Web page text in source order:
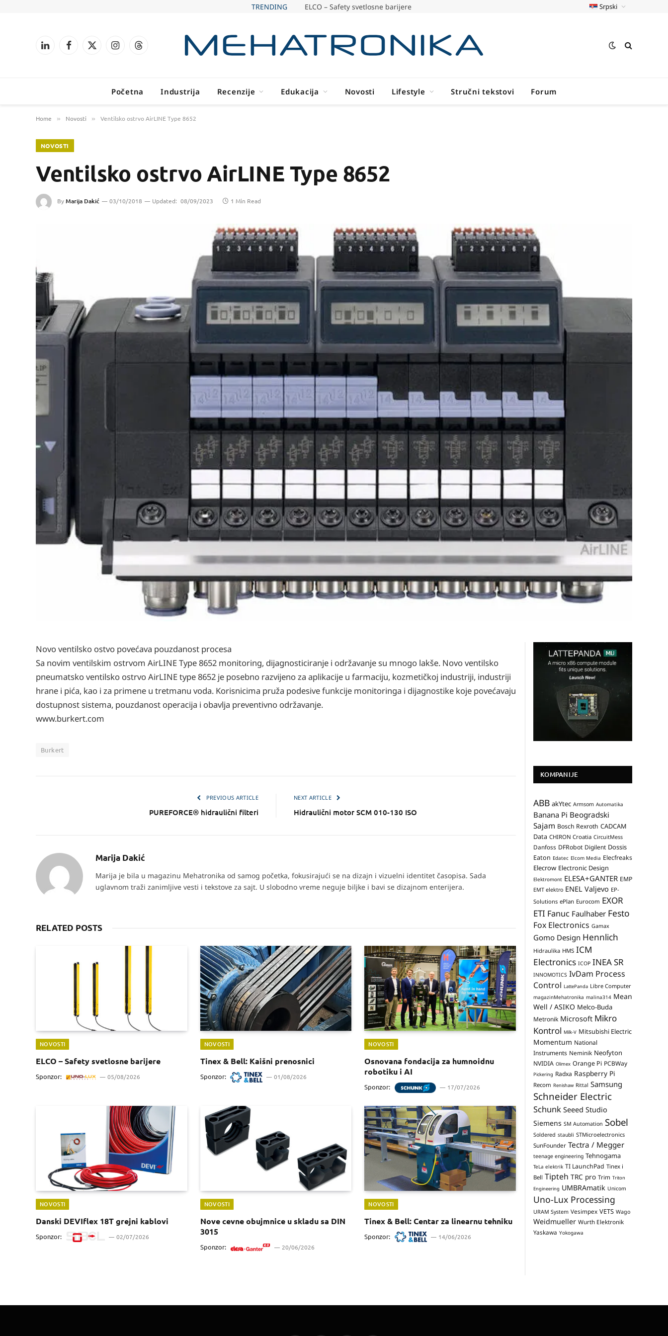
TRENDING ELCO – Safety svetlosne barijere Srpski
LinkedInFacebook
X
InstagramThreads
Početna Industrija Recenzije Edukacija Novosti Lifestyle Stručni tekstovi Forum
Home » Novosti » Ventilsko ostrvo AirLINE Type 8652
NOVOSTI
Ventilsko ostrvo AirLINE Type 8652
ByMarija Dakić 03/10/2018 Updated: 08/09/2023 1 Min Read
Novo ventilsko ostvo povećava pouzdanost procesa
Sa novim ventilskim ostrvom AirLINE Type 8652 monitoring, dijagnosticiranje i održavanje su mnogo lakše. Novo ventilsko
pneumatsko ventilsko ostrvo AirLINE type 8652 je posebno razvijeno za aplikacije u farmaciju, kozmetičkoj industriji, industriji
hrane i pića, kao i za primene u tretmanu voda. Korisnicima pruža podesive funkcije monitoringa i dijagnostike koje povećavaju
dostupnost sistema, pouzdanost operacija i obavlja preventivno održavanje.
www.burkert.com
Burkert
PREVIOUS ARTICLE
PUREFORCE® hidraulični filteri
NEXT ARTICLE
Hidraulični motor SCM 010-130 ISO
Marija Dakić
Marija je bila u magazinu Mehatronika od samog početka, fokusirajući se na dizajn i vizuelni identitet časopisa. Sada
uglavnom traži zanimljive vesti i tekstove za sajt. U slobodno vreme neguje biljke i bavi se dizajnom enterijera.
RELATED POSTS
NOVOSTI
ELCO – Safety svetlosne barijere
Sponzor: 05/08/2026
NOVOSTI
Tinex & Bell: Kaišni prenosnici
Sponzor: 01/08/2026
NOVOSTI
Osnovana fondacija za humnoidnu
robotiku i AI
Sponzor: 17/07/2026
NOVOSTI
Danski DEVIflex 18T grejni kablovi
Sponzor: 02/07/2026
NOVOSTI
Nove cevne obujmnice u skladu sa DIN
3015
Sponzor: 20/06/2026
NOVOSTI
Tinex & Bell: Centar za linearnu tehniku
Sponzor: 14/06/2026
KOMPANIJE
ABB akYtec Armsom Automatika
Banana Pi Beogradski
Sajam Bosch Rexroth CADCAM
Data CHIRON Croatia CircuitMess
Danfoss DFRobot Digilent Dossis
Eaton Edatec Elcom Media Elecfreaks
Elecrow Electronic Design
Elektromont ELESA+GANTER EMP
EMT elektro ENEL Valjevo EP-
Solutions ePlan Eurocom EXOR
ETI Fanuc Faulhaber Festo
Fox Electronics Gamax
Gomo Design Hennlich
Hidraulika HMS ICM
Electronics ICOP INEA SR
INNOMOTICS IvDam Process
Control LattePanda Libre Computer
magazinMehatronika malina314 Mean
Well / ASIKO Melco-Buda
Metronik Microsoft Mikro
Kontrol Milk-V Mitsubishi Electric
Momentum National
Instruments Neminik Neofyton
NVIDIA Olimex Orange Pi PCBWay
Pickering Radxa Raspberry Pi
Recom Renishaw Rittal Samsung
Schneider Electric
Schunk Seeed Studio
Siemens SM Automation Sobel
Soldered staubli STMicroelectronics
SunFounder Tectra / Megger
teenage engineering Tehnogama
TeLa elektrik TI LaunchPad Tinex i
Bell Tipteh TRC pro Trim Triton
Engineering UMBRAmatik Unicom
Uno-Lux Processing
URAM System Vesimpex VETS Wago
Weidmueller Wurth Elektronik
Yaskawa Yokogawa